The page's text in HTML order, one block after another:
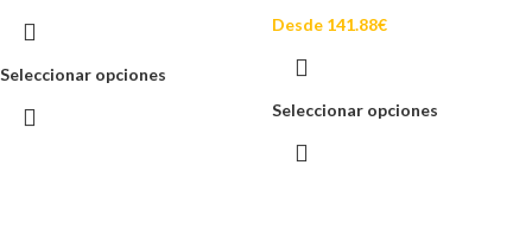
Seleccionar opciones
Desde 141.88€
Seleccionar opciones